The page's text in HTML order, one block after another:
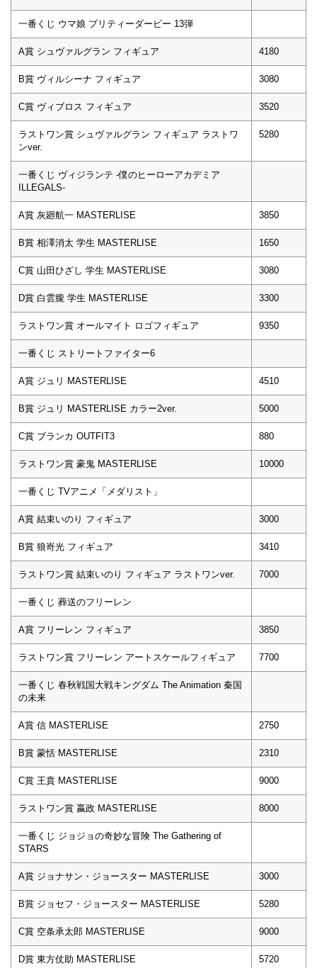
一番くじ ウマ娘 プリティーダービー 13弾
A賞 シュヴァルグラン フィギュア 4180
B賞 ヴィルシーナ フィギュア 3080
C賞 ヴィブロス フィギュア 3520
ラストワン賞 シュヴァルグラン フィギュア ラストワ
ンver.
5280
一番くじ ヴィジランテ -僕のヒーローアカデミア
ILLEGALS-
A賞 灰廻航一 MASTERLISE 3850
B賞 相澤消太 学生 MASTERLISE 1650
C賞 山田ひざし 学生 MASTERLISE 3080
D賞 白雲朧 学生 MASTERLISE 3300
ラストワン賞 オールマイト ロゴフィギュア 9350
一番くじ ストリートファイター6
A賞 ジュリ MASTERLISE 4510
B賞 ジュリ MASTERLISE カラー2ver. 5000
C賞 ブランカ OUTFIT3 880
ラストワン賞 豪鬼 MASTERLISE 10000
一番くじ TVアニメ「メダリスト」
A賞 結束いのり フィギュア 3000
B賞 狼嵜光 フィギュア 3410
ラストワン賞 結束いのり フィギュア ラストワンver. 7000
一番くじ 葬送のフリーレン
A賞 フリーレン フィギュア 3850
ラストワン賞 フリーレン アートスケールフィギュア 7700
一番くじ 春秋戦国大戦キングダム The Animation 秦国
の未来
A賞 信 MASTERLISE 2750
B賞 蒙恬 MASTERLISE 2310
C賞 王賁 MASTERLISE 9000
ラストワン賞 嬴政 MASTERLISE 8000
一番くじ ジョジョの奇妙な冒険 The Gathering of
STARS
A賞 ジョナサン・ジョースター MASTERLISE 3000
B賞 ジョセフ・ジョースター MASTERLISE 5280
C賞 空条承太郎 MASTERLISE 9000
D賞 東方仗助 MASTERLISE 5720